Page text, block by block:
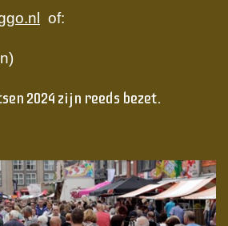
of:
2024 zijn reeds bezet.